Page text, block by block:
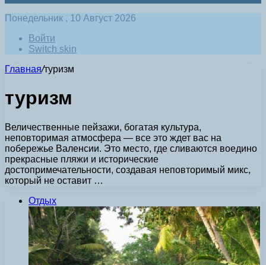
Понедельник , 10 Август 2026
Войти
Switch skin
Главная/туризм
туризм
Величественные пейзажи, богатая культура,
неповторимая атмосфера — все это ждет вас на
побережье Валенсии. Это место, где сливаются воедино
прекрасные пляжи и исторические
достопримечательности, создавая неповторимый микс,
который не оставит …
Отдых